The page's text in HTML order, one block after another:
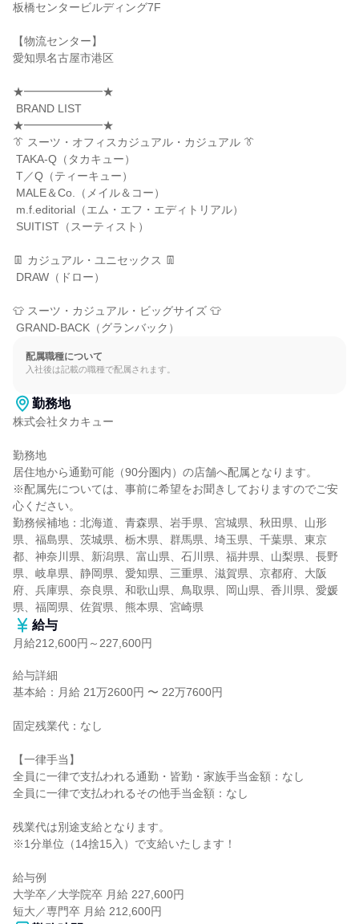
板橋センタービルディング7F
【物流センター】
愛知県名古屋市港区
★━━━━━━━★
★━━━━━━━★
👔 スーツ・オフィスカジュアル・カジュアル 👔
👖 カジュアル・ユニセックス 👖
👕 スーツ・カジュアル・ビッグサイズ 👕
GRAND-BACK（グランバック）
配属職種について
入社後は記載の職種で配属されます。
勤務地
株式会社タカキュー
勤務地
居住地から通勤可能（90分圏内）の店舗へ配属となります。
※配属先については、事前に希望をお聞きしておりますのでご安
心ください。
勤務候補地：北海道、青森県、岩手県、宮城県、秋田県、山形
県、福島県、茨城県、栃木県、群馬県、埼玉県、千葉県、東京
都、神奈川県、新潟県、富山県、石川県、福井県、山梨県、長野
県、岐阜県、静岡県、愛知県、三重県、滋賀県、京都府、大阪
府、兵庫県、奈良県、和歌山県、鳥取県、岡山県、香川県、愛媛
県、福岡県、佐賀県、熊本県、宮崎県
給与
月給212,600円～227,600円
給与詳細
基本給：月給 21万2600円 〜 22万7600円
固定残業代：なし
【一律手当】
全員に一律で支払われる通勤・皆勤・家族手当金額：なし
全員に一律で支払われるその他手当金額：なし
残業代は別途支給となります。
※1分単位（14捨15入）で支給いたします！
給与例
大学卒／大学院卒 月給 227,600円
短大／専門卒 月給 212,600円